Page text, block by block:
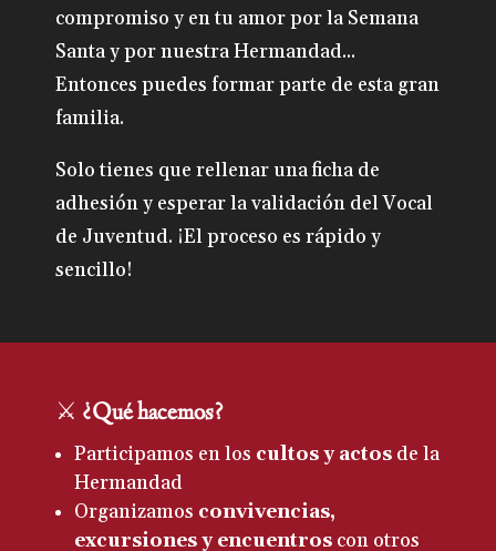
compromiso y en tu amor por la Semana
Santa y por nuestra Hermandad...
Entonces puedes formar parte de esta gran
familia.
Solo tienes que rellenar una ficha de
adhesión y esperar la validación del Vocal
de Juventud. ¡El proceso es rápido y
sencillo!
⚔️ ¿Qué hacemos?
Participamos en los cultos y actos de la
Hermandad
Organizamos convivencias,
excursiones y encuentros con otros